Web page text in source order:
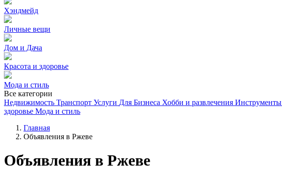
Хэндмейд
Личные вещи
Дом и Дача
Красота и здоровье
Мода и стиль
Все категории
Недвижимость Транспорт Услуги Для Бизнеса Хобби и развлечения Инструменты
здоровье Мода и стиль
Главная
Объявления в Ржеве
Объявления в Ржеве